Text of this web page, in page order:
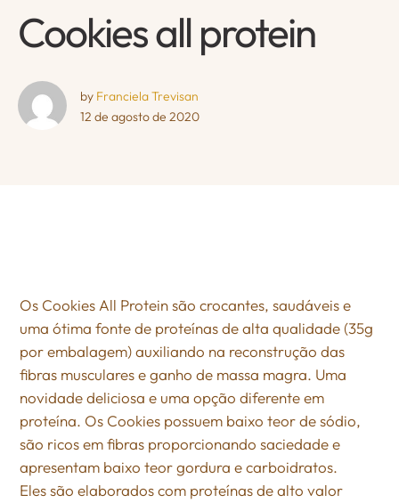
Cookies all protein
by Franciela Trevisan
12 de agosto de 2020
Os Cookies All Protein são crocantes, saudáveis e
uma ótima fonte de proteínas de alta qualidade (35g
por embalagem) auxiliando na reconstrução das
fibras musculares e ganho de massa magra. Uma
novidade deliciosa e uma opção diferente em
proteína. Os Cookies possuem baixo teor de sódio,
são ricos em fibras proporcionando saciedade e
apresentam baixo teor gordura e carboidratos.
Eles são elaborados com proteínas de alto valor